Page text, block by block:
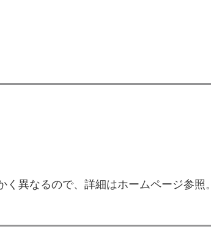
異なるので、詳細はホームページ参照。